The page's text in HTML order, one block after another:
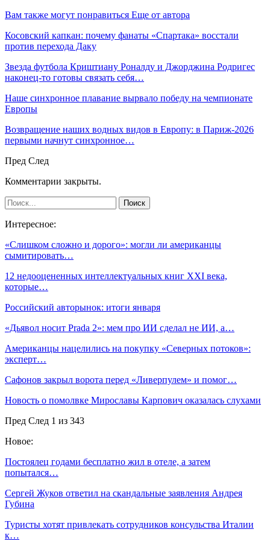
Вам также могут понравиться Еще от автора
Косовский капкан: почему фанаты «Спартака» восстали
против перехода Даку
Звезда футбола Криштиану Роналду и Джорджина Родригес
наконец-то готовы связать себя…
Наше синхронное плавание вырвало победу на чемпионате
Европы
Возвращение наших водных видов в Европу: в Париж-2026
первыми начнут синхронное…
Пред След
Комментарии закрыты.
Интересное:
«Слишком сложно и дорого»: могли ли американцы
сымитировать…
12 недооцененных интеллектуальных книг XXI века,
которые…
Российский авторынок: итоги января
«Дьявол носит Prada 2»: мем про ИИ сделал не ИИ, а…
Американцы нацелились на покупку «Северных потоков»:
эксперт…
Сафонов закрыл ворота перед «Ливерпулем» и помог…
Новость о помолвке Мирославы Карпович оказалась слухами
Пред След 1 из 343
Новое:
Постоялец годами бесплатно жил в отеле, а затем
попытался…
Сергей Жуков ответил на скандальные заявления Андрея
Губина
Туристы хотят привлекать сотрудников консульства Италии
к…